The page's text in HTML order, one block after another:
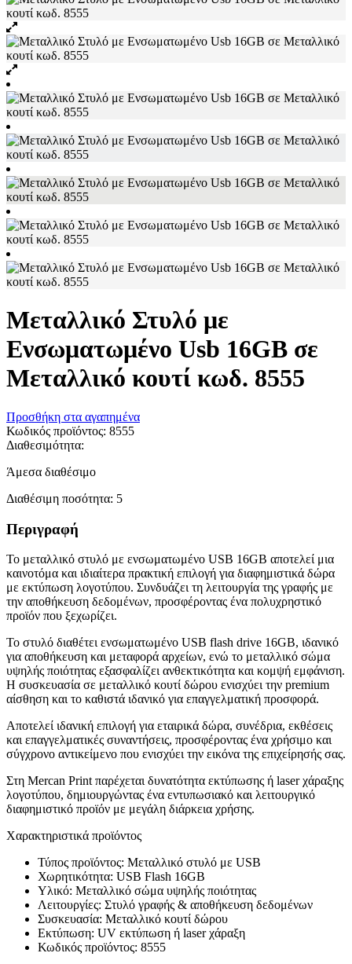
Μεταλλικό Στυλό με
Ενσωματωμένο Usb 16GB σε
Μεταλλικό κουτί κωδ. 8555
Προσθήκη στα αγαπημένα
Κωδικός προϊόντος: 8555
Διαθεσιμότητα:
Άμεσα διαθέσιμο
Διαθέσιμη ποσότητα: 5
Περιγραφή
Το μεταλλικό στυλό με ενσωματωμένο USB 16GB αποτελεί μια
καινοτόμα και ιδιαίτερα πρακτική επιλογή για διαφημιστικά δώρα
με εκτύπωση λογοτύπου. Συνδυάζει τη λειτουργία της γραφής με
την αποθήκευση δεδομένων, προσφέροντας ένα πολυχρηστικό
προϊόν που ξεχωρίζει.
Το στυλό διαθέτει ενσωματωμένο USB flash drive 16GB, ιδανικό
για αποθήκευση και μεταφορά αρχείων, ενώ το μεταλλικό σώμα
υψηλής ποιότητας εξασφαλίζει ανθεκτικότητα και κομψή εμφάνιση.
Η συσκευασία σε μεταλλικό κουτί δώρου ενισχύει την premium
αίσθηση και το καθιστά ιδανικό για επαγγελματική προσφορά.
Αποτελεί ιδανική επιλογή για εταιρικά δώρα, συνέδρια, εκθέσεις
και επαγγελματικές συναντήσεις, προσφέροντας ένα χρήσιμο και
σύγχρονο αντικείμενο που ενισχύει την εικόνα της επιχείρησής σας.
Στη Mercan Print παρέχεται δυνατότητα εκτύπωσης ή laser χάραξης
λογοτύπου, δημιουργώντας ένα εντυπωσιακό και λειτουργικό
διαφημιστικό προϊόν με μεγάλη διάρκεια χρήσης.
Χαρακτηριστικά προϊόντος
Τύπος προϊόντος: Μεταλλικό στυλό με USB
Χωρητικότητα: USB Flash 16GB
Υλικό: Μεταλλικό σώμα υψηλής ποιότητας
Λειτουργίες: Στυλό γραφής & αποθήκευση δεδομένων
Συσκευασία: Μεταλλικό κουτί δώρου
Εκτύπωση: UV εκτύπωση ή laser χάραξη
Κωδικός προϊόντος: 8555